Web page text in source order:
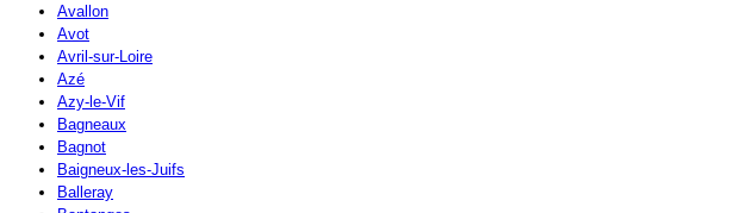
Avallon
Avot
Avril-sur-Loire
Azé
Azy-le-Vif
Bagneaux
Bagnot
Baigneux-les-Juifs
Balleray